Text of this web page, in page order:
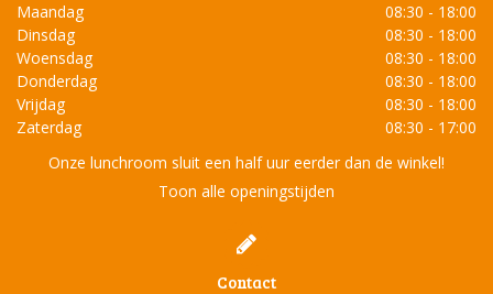
Maandag
08:30 - 18:00
Dinsdag
08:30 - 18:00
Woensdag
08:30 - 18:00
Donderdag
08:30 - 18:00
Vrijdag
08:30 - 18:00
Zaterdag
08:30 - 17:00
Onze lunchroom sluit een half uur eerder dan de winkel!
Toon alle openingstijden
Contact